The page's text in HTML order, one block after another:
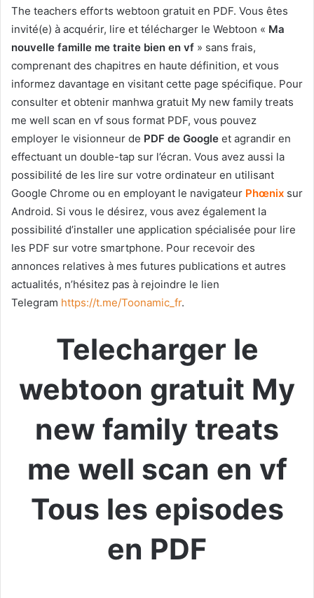
The teachers efforts webtoon gratuit en PDF. Vous êtes
invité(e) à acquérir, lire et télécharger le Webtoon « Ma
nouvelle famille me traite bien en vf » sans frais,
comprenant des chapitres en haute définition, et vous
informez davantage en visitant cette page spécifique. Pour
consulter et obtenir manhwa gratuit My new family treats
me well scan en vf sous format PDF, vous pouvez
employer le visionneur de PDF de Google et agrandir en
effectuant un double-tap sur l’écran. Vous avez aussi la
possibilité de les lire sur votre ordinateur en utilisant
Google Chrome ou en employant le navigateur Phœnix sur
Android. Si vous le désirez, vous avez également la
possibilité d’installer une application spécialisée pour lire
les PDF sur votre smartphone. Pour recevoir des
annonces relatives à mes futures publications et autres
actualités, n’hésitez pas à rejoindre le lien
Telegram https://t.me/Toonamic_fr.
Telecharger le
webtoon gratuit My
new family treats
me well scan en vf
Tous les episodes
en PDF